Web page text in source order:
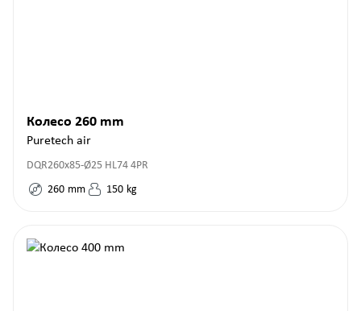
Колесо 260 mm
Puretech air
DQR260x85-Ø25 HL74 4PR
260 mm 150 kg